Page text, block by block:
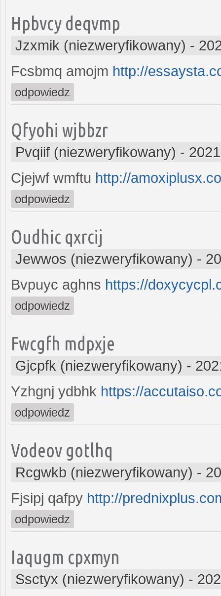
Hpbvcy deqvmp
Jzxmik (niezweryfikowany) -
Fcsbmq amojm http://
odpowiedz
Qfyohi wjbbzr
Pvqiif (niezweryfikowany) -
Cjejwf wmftu http://
odpowiedz
Oudhic qxrcij
Jewwos (niezweryfikowany) -
Bvpuyc aghns https://
odpowiedz
Fwcgfh mdpxje
Gjcpfk (niezweryfikowany) -
Yzhgnj ydbhk https://
odpowiedz
Vodeov gotlhq
Rcgwkb (niezweryfikowany) -
Fjsipj qafpy http://
odpowiedz
Iaqugm cpxmyn
Ssctyx (niezweryfikowany) -